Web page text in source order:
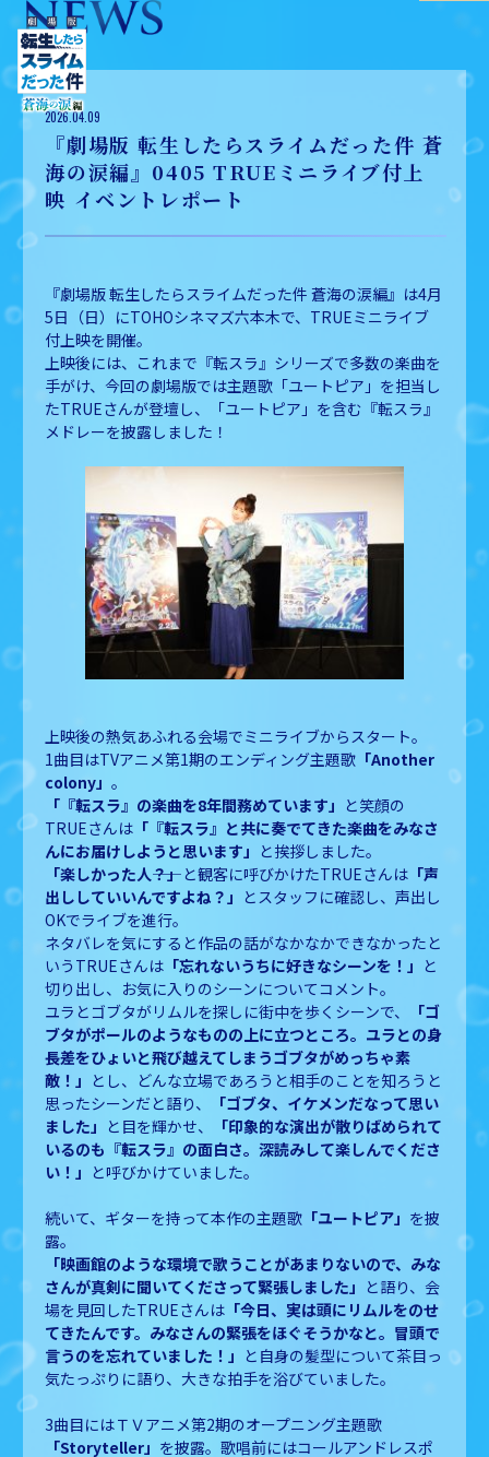
2026.04.09
『劇場版 転生したらスライムだった件 蒼
海の涙編』0405 TRUEミニライブ付上
映 イベントレポート
『劇場版 転生したらスライムだった件 蒼海の涙編』は4月
5日（日）にTOHOシネマズ六本木で、TRUEミニライブ
付上映を開催。
上映後には、これまで『転スラ』シリーズで多数の楽曲を
手がけ、今回の劇場版では主題歌「ユートピア」を担当し
たTRUEさんが登壇し、「ユートピア」を含む『転スラ』
メドレーを披露しました！
上映後の熱気あふれる会場でミニライブからスタート。
1曲目はTVアニメ第1期のエンディング主題歌 「Another
colony」。
「『転スラ』の楽曲を8年間務めています」 と笑顔の
TRUEさんは 「『転スラ』と共に奏でてきた楽曲をみなさ
んにお届けしようと思います」 と挨拶しました。
「楽しかった人――？」と観客に呼びかけたTRUEさんは 「声
出ししていいんですよね？」 とスタッフに確認し、声出し
OKでライブを進行。
ネタバレを気にすると作品の話がなかなかできなかったと
いうTRUEさんは 「忘れないうちに好きなシーンを！」 と
切り出し、お気に入りのシーンについてコメント。
ユラとゴブタがリムルを探しに街中を歩くシーンで、
「ゴ
ブタがポールのようなものの上に立つところ。ユラとの身
長差をひょいと飛び越えてしまうゴブタがめっちゃ素
敵！」 とし、どんな立場であろうと相手のことを知ろうと
思ったシーンだと語り、
「ゴブタ、イケメンだなって思い
ました」 と目を輝かせ、
「印象的な演出が散りばめられて
いるのも『転スラ』の面白さ。深読みして楽しんでくださ
い！」 と呼びかけていました。
続いて、ギターを持って本作の主題歌 「ユートピア」 を披
露。
「映画館のような環境で歌うことがあまりないので、みな
さんが真剣に聞いてくださって緊張しました」 と語り、会
場を見回したTRUEさんは 「今日、実は頭にリムルをのせ
てきたんです。みなさんの緊張をほぐそうかなと。冒頭で
言うのを忘れていました！」 と自身の髪型について茶目っ
気たっぷりに語り、大きな拍手を浴びていました。
3曲目にはＴＶアニメ第2期のオープニング主題歌
「Storyteller」 を披露。歌唱前にはコールアンドレスポ